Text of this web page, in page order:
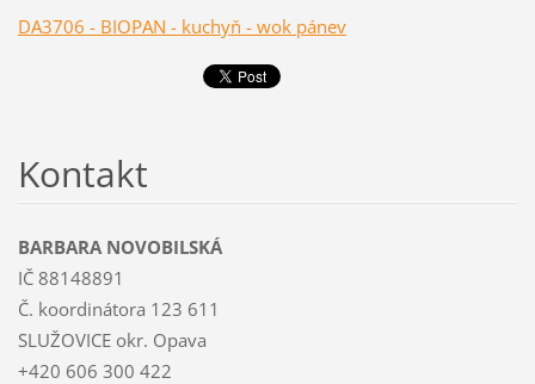
DA3706 - BIOPAN - kuchyň - wok pánev
Kontakt
BARBARA NOVOBILSKÁ
IČ 88148891
Č. koordinátora 123 611
SLUŽOVICE okr. Opava
+420 606 300 422